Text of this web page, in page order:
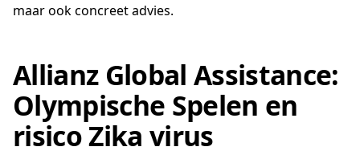
maar ook concreet advies.
Allianz Global Assistance:
Olympische Spelen en
risico Zika virus